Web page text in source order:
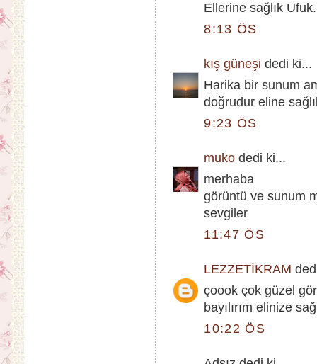
Ellerine sağlık
8:13 ÖS
kış güneşi dedi ki...
Harika bir sunum
doğrudur eline
9:23 ÖS
muko dedi ki...
merhaba
görüntü ve sunum
sevgiler
11:47 ÖS
LEZZETİKRAM
çoook çok güzel
bayılırım elinize
10:22 ÖS